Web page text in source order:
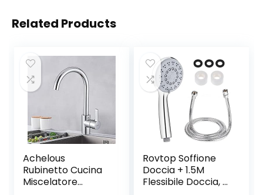
Related Products
Achelous
Rubinetto Cucina
Miscelatore
Rovtop Soffione
Doccia + 1.5M
Flessibile Doccia, 5